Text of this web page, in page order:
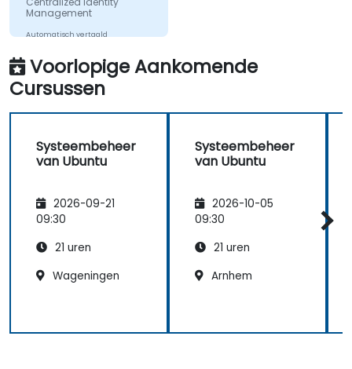
Management
Automatisch vertaald
Voorlopige Aankomende
Cursussen
Systeembeheer
van Ubuntu
2026-09-21
09:30
21 uren
Wageningen
Systeembeheer
van Ubuntu
2026-10-05
09:30
21 uren
Arnhem